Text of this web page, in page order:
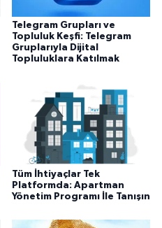
Telegram Grupları ve
Topluluk Keşfi: Telegram
Gruplarıyla Dijital
Topluluklara Katılmak
Tüm İhtiyaçlar Tek
Platformda: Apartman
Yönetim Programı İle Tanışın